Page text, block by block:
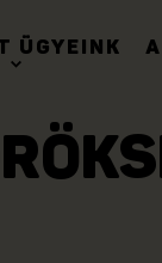
ÜGYEINK